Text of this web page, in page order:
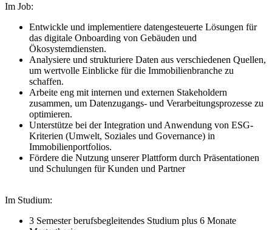
Im Job:
Entwickle und implementiere datengesteuerte Lösungen für
das digitale Onboarding von Gebäuden und
Ökosystemdiensten.
Analysiere und strukturiere Daten aus verschiedenen Quellen,
um wertvolle Einblicke für die Immobilienbranche zu
schaffen.
Arbeite eng mit internen und externen Stakeholdern
zusammen, um Datenzugangs- und Verarbeitungsprozesse zu
optimieren.
Unterstütze bei der Integration und Anwendung von ESG-
Kriterien (Umwelt, Soziales und Governance) in
Immobilienportfolios.
Fördere die Nutzung unserer Plattform durch Präsentationen
und Schulungen für Kunden und Partner
Im Studium:
3 Semester berufsbegleitendes Studium plus 6 Monate